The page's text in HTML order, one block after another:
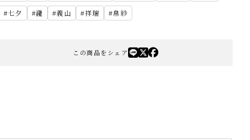
七夕
瀧 義山 祥瑞 帛紗
この商品をシェア